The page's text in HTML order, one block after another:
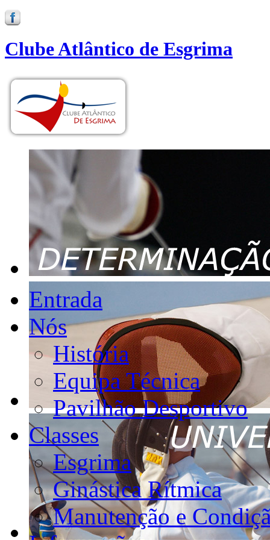
Clube Atlântico de Esgrima
Entrada
Nós
História
Equipa Técnica
Pavilhão Desportivo
Classes
Esgrima
Ginástica Rítmica
Manutenção e